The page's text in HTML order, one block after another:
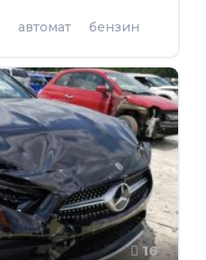
автомат
бензин
16